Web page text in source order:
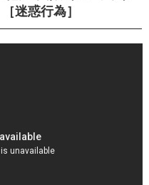
迷惑行為］